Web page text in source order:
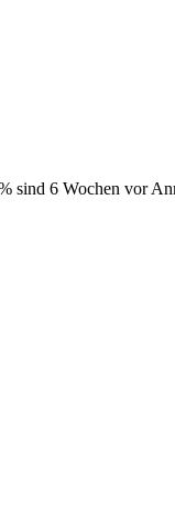
sind 6 Wochen vor